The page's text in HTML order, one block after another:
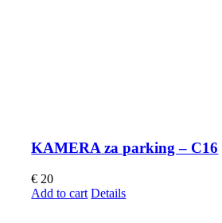
KAMERA za parking – C16
€ 20
Add to cart Details